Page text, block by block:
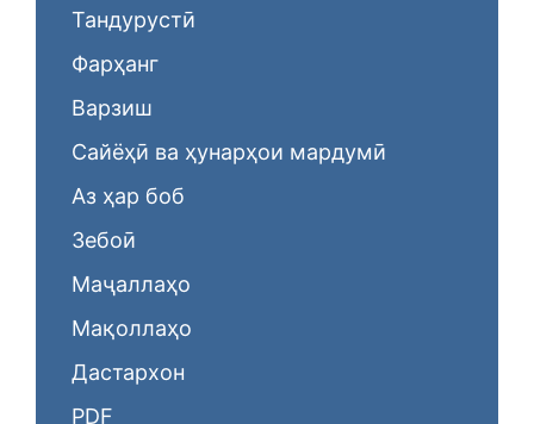
Тандурустӣ
Фарҳанг
Варзиш
Сайёҳӣ ва ҳунарҳои мардумӣ
Аз ҳар боб
Зебоӣ
Маҷаллаҳо
Мақоллаҳо
Дастархон
PDF